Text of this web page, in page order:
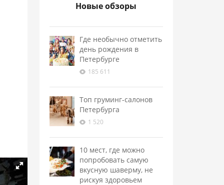
Новые обзоры
Где необычно отметить
день рождения в
Петербурге
185 611
Топ груминг-салонов
Петербурга
1 520
10 мест, где можно
попробовать самую
вкусную шаверму, не
рискуя здоровьем